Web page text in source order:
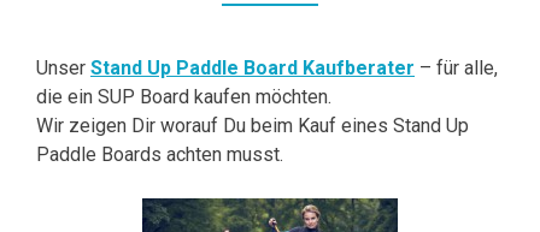
Unser Stand Up Paddle Board Kaufberater – für alle,
die ein SUP Board kaufen möchten.
Wir zeigen Dir worauf Du beim Kauf eines Stand Up
Paddle Boards achten musst.